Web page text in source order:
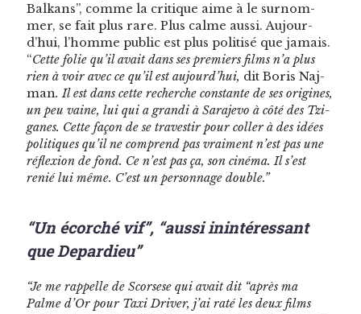
Balka­ns”, comme la cri­tique aime à le surnom­
mer, se fait plus rare. Plus calme aus­si. Aujour­
d’hui, l’homme pub­lic est plus poli­tisé que jamais.
“Cette folie qu’il avait dans ses pre­miers films n’a plus
rien à voir avec ce qu’il est aujourd’hui, dit Boris Naj­
man. Il est dans cette recherche con­stante de ses orig­ines,
un peu vaine, lui qui a gran­di à Sara­je­vo à côté des Tzi­
ganes. Cette façon de se trav­e­s­tir pour coller à des idées
poli­tiques qu’il ne com­prend pas vrai­ment n’est pas une
réflex­ion de fond. Ce n’est pas ça, son ciné­ma. Il s’est
renié lui même. C’est un per­son­nage double.”
“Un écorché vif”, “aussi inintéressant
que Depardieu”
“Je me rap­pelle de Scors­ese qui avait dit “après ma
Palme d’Or pour Taxi Dri­ver, j’ai raté les deux films